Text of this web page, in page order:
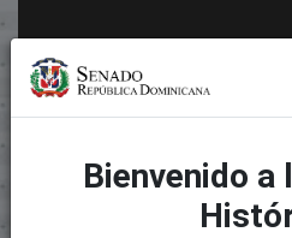
Bienvenido a